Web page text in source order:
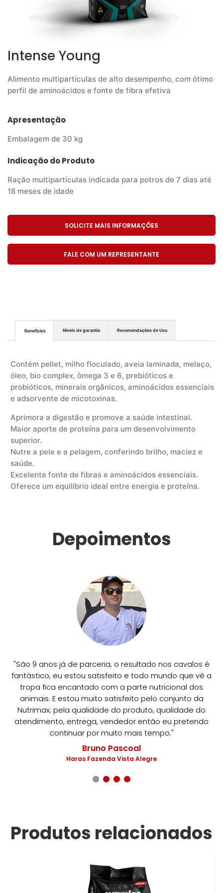
Intense Young
Alimento multipartículas de alto desempenho, com ótimo
perfil de aminoácidos e fonte de fibra efetiva
Apresentação
Embalagem de 30 kg
Indicação do Produto
Ração multipartículas indicada para potros de 7 dias até
18 meses de idade
SOLICITE MAIS INFORMAÇÕES
FALE COM UM REPRESENTANTE
Benefícios Níveis de garantia Recomendações de Uso
Contém pellet, milho floculado, aveia laminada, melaço,
óleo, bio complex, ômega 3 e 6, prebióticos e
probióticos, minerais orgânicos, aminoácidos essenciais
e adsorvente de micotoxinas.
Aprimora a digestão e promove a saúde intestinal.
Maior aporte de proteína para um desenvolvimento
superior.
Nutre a pele e a pelagem, conferindo brilho, maciez e
saúde.
Excelente fonte de fibras e aminoácidos essenciais.
Oferece um equilíbrio ideal entre energia e proteína.
Depoimentos
"São 9 anos já de parceria, o resultado nos cavalos é
fantástico, eu estou satisfeito e todo mundo que vê a
tropa fica encantado com a parte nutricional dos
animais. E estou muito satisfeito pelo conjunto da
Nutrimax; pela qualidade do produto, qualidade do
atendimento, entrega, vendedor então eu pretendo
continuar por muito mais tempo."
Bruno Pascoal
Haras Fazenda Vista Alegre
Produtos relacionados